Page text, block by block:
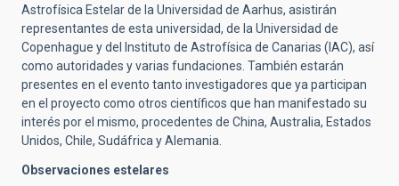
Astrofísica Estelar de la Universidad de Aarhus, asistirán
representantes de esta universidad, de la Universidad de
Copenhague y del Instituto de Astrofísica de Canarias (IAC), así
como autoridades y varias fundaciones. También estarán
presentes en el evento tanto investigadores que ya participan
en el proyecto como otros científicos que han manifestado su
interés por el mismo, procedentes de China, Australia, Estados
Unidos, Chile, Sudáfrica y Alemania.
Observaciones estelares